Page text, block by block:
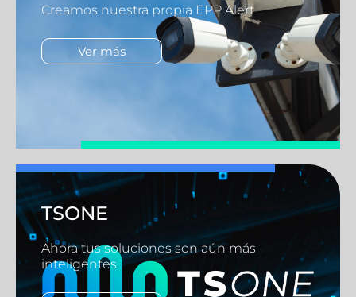
Creamos nuestra propia EPP Alert
Ver más
TSONE
Ahora tus soluciones son aún más
inteligentes